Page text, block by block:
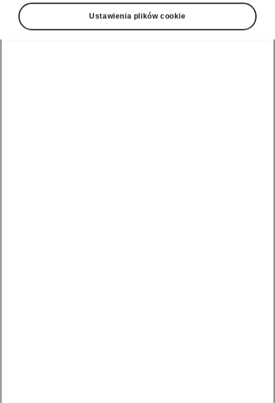
Ustawienia plików cookie